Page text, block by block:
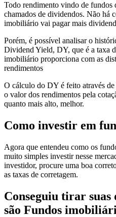
Todo rendimento vindo de fundos
chamados de dividendos. Não há
imobiliário vai pagar mais
Porém, é possível analisar o
Dividend Yield, DY, que é a taxa
imobiliário proporciona com as
rendimentos
O cálculo do DY é feito através
o valor dos rendimentos pela
quanto mais alto, melhor.
Como investir em
Agora que entendeu como os
muito simples investir nesse
investidor, procure uma boa
as taxas de corretagem.
Conseguiu tirar suas
são Fundos